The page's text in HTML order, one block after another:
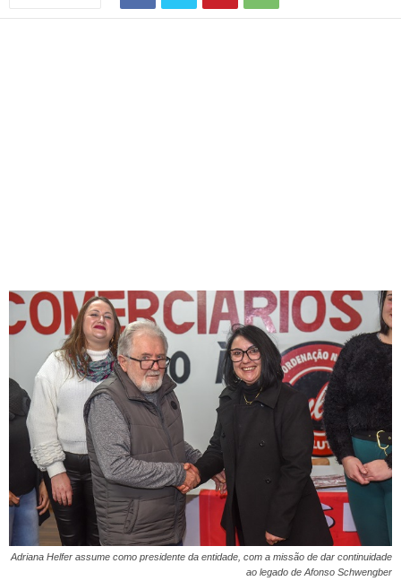
Adriana Helfer assume como presidente da entidade, com a missão de dar continuidade
ao legado de Afonso Schwengber